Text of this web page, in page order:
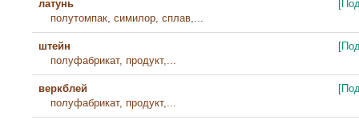
латунь
полутомпак, симилор, сплав,...
штейн
полуфабрикат, продукт,...
веркблей
полуфабрикат, продукт,...